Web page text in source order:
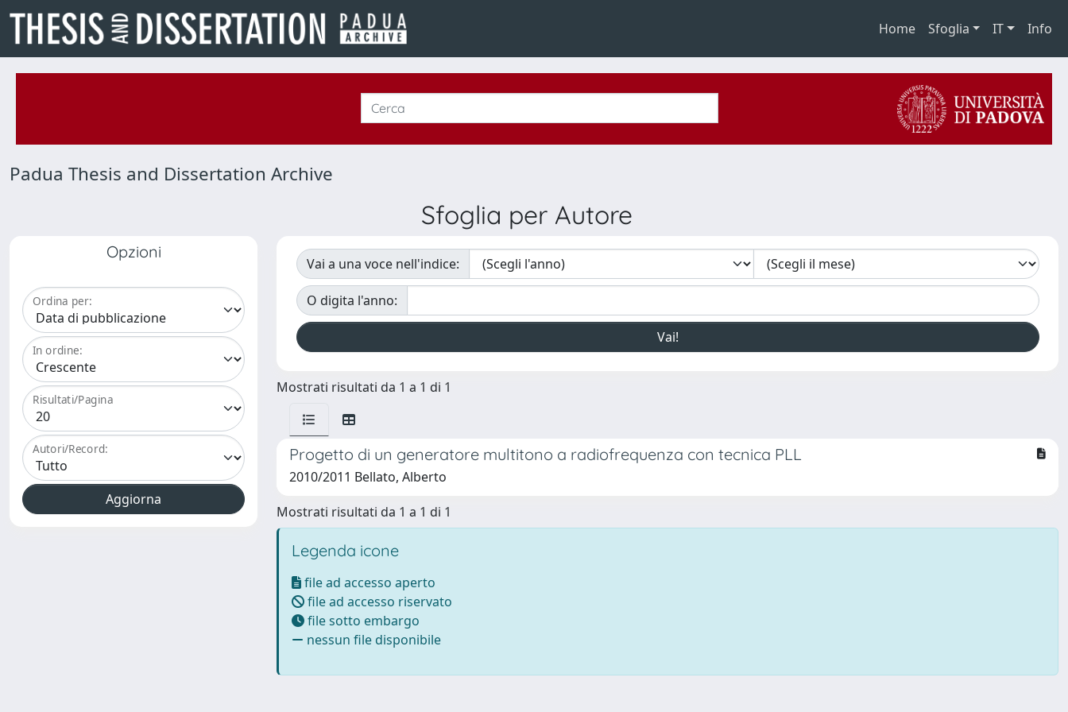
Home Sfoglia IT Info
Padua Thesis and Dissertation Archive
Sfoglia per Autore
Opzioni
Ordina per:
In ordine:
Risultati/Pagina
Autori/Record:
Vai a una voce nell'indice:
O digita l'anno:
Mostrati risultati da 1 a 1 di 1
Progetto di un generatore multitono a radiofrequenza con tecnica PLL
2010/2011 Bellato, Alberto
Mostrati risultati da 1 a 1 di 1
Legenda icone
file ad accesso aperto
file ad accesso riservato
file sotto embargo
nessun file disponibile